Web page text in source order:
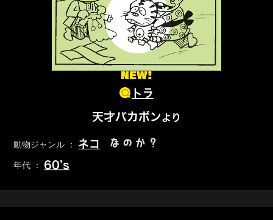
NEW!
トラ
天才バカボンより
動物ジャンル ： ネコ なのか？
年代 ： 60’s